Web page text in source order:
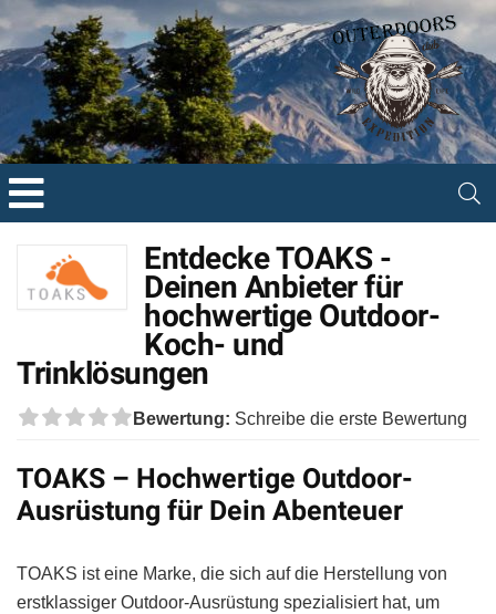
Entdecke TOAKS -
Deinen Anbieter für
hochwertige Outdoor-
Koch- und
Trinklösungen
Bewertung: Schreibe die erste Bewertung
TOAKS – Hochwertige Outdoor-
Ausrüstung für Dein Abenteuer
TOAKS ist eine Marke, die sich auf die Herstellung von
erstklassiger Outdoor-Ausrüstung spezialisiert hat, um